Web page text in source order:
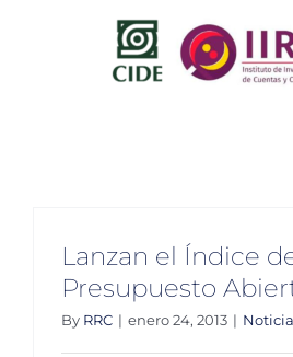
Lanzan el Índice
Presupuesto
By RRC | enero 24, 2013 |